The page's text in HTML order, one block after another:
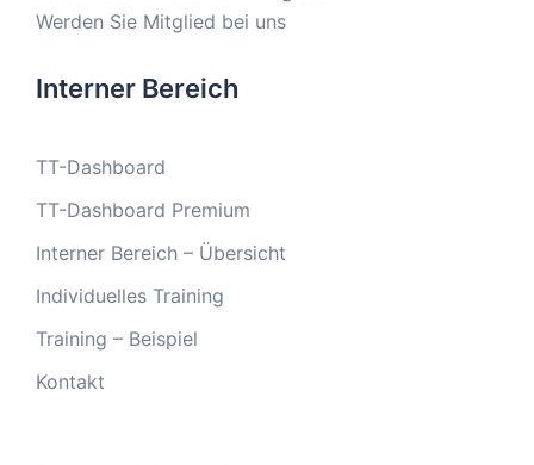
Werden Sie Mitglied bei uns
Interner Bereich
TT-Dashboard
TT-Dashboard Premium
Interner Bereich – Übersicht
Individuelles Training
Training – Beispiel
Kontakt